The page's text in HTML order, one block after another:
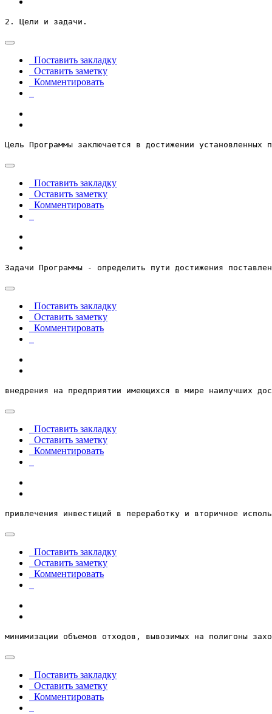
2. Цели и задачи.
Поставить закладку
Оставить заметку
Комментировать
Цель Программы заключается в достижении
Поставить закладку
Оставить заметку
Комментировать
Задачи Программы - определить пути достижения
Поставить закладку
Оставить заметку
Комментировать
внедрения на предприятии имеющихся в мире наилучших
Поставить закладку
Оставить заметку
Комментировать
привлечения инвестиций в переработку и вторичное
Поставить закладку
Оставить заметку
Комментировать
минимизации объемов отходов, вывозимых на полигоны
Поставить закладку
Оставить заметку
Комментировать